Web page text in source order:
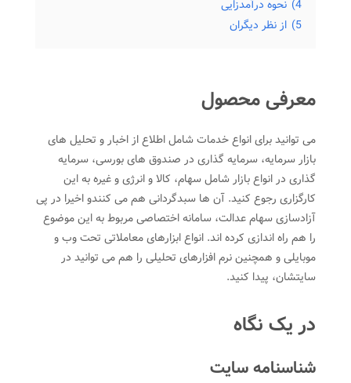
4) نحوه درآمدزایی
5) از نظر دیگران
معرفی محصول
می توانید برای انواع خدمات شامل اطلاع از اخبار و تحلیل های
بازار سرمایه، سرمایه گذاری در صندوق های بورسی، سرمایه
گذاری در انواع بازار شامل سهام، کالا و انرژی و غیره به این
کارگزاری رجوع کنید. آن ها سبدگردانی هم می کنندو اخیرا در پی
آزادسازی سهام عدالت، سامانه اختصاصی مربوط به این موضوع
را هم راه اندازی کرده اند. انواع ابزارهای معاملاتی تحت وب و
موبایلی و همچنین نرم افزارهای تحلیلی را هم می توانید در
سایتشان، پیدا کنید.
در یک نگاه
شناسنامه سایت